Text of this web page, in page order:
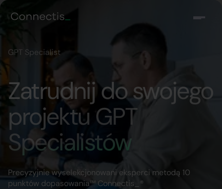
GPT Specialist
Zatrudnij do swojego
projektu GPT
Specialistów
Precyzyjnie wyselekcjonowani eksperci metodą 10
punktów dopasowania™ Connectis_®